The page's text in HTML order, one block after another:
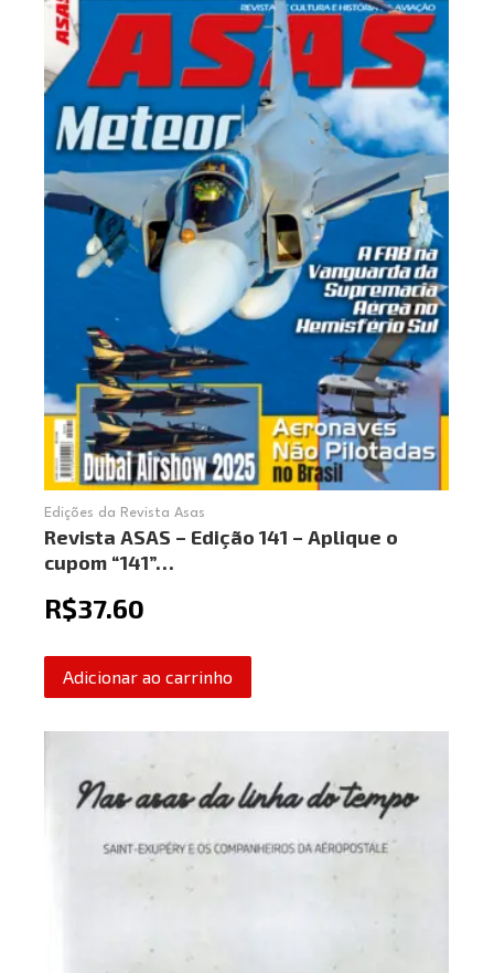
Edições da Revista Asas
Revista ASAS – Edição 141 – Aplique o
cupom “141”…
R$37.60
Adicionar ao carrinho